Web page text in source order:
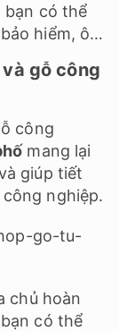
bạn có thể
hiểm, ô…
gỗ công
công
mang lại
giúp tiết
nghiệp.
chủ hoàn
có thể